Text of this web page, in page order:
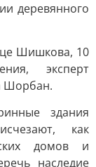
деревянного
Шишкова, 10
эксперт
Шорбан.
здания
как
домов и
наследие